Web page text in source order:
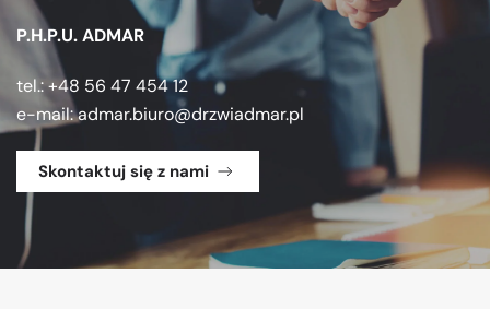
P.H.P.U. ADMAR
tel.: +48 56 47 454 12
e-mail:admar.biuro@drzwiadmar.pl
Skontaktuj się z nami